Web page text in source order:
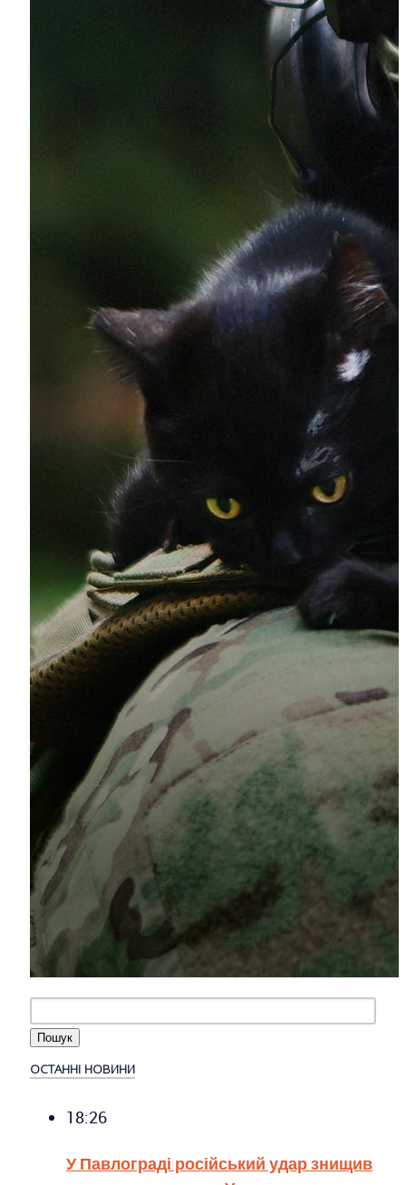
ОСТАННІ НОВИНИ
18:26
У Павлограді російський удар знищив